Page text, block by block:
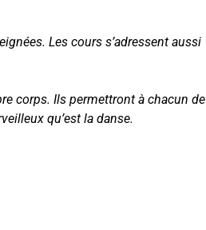
Les cours s’adressent aussi
corps. Ils permettront à chacun de
qu’est la danse.